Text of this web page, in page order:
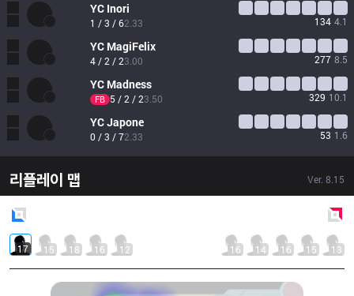
YC Inori
1 / 3 / 62.33 134 4.1
YC MagiFelix
4 / 2 / 23.00 277 8.5
YC Madness
FB 5 / 2 / 23.50 329 10.1
YCJapone
0 / 3 / 72.33 53 1.6
리플레이 맵 Ver. 8.15
17 15 18 16 12 16 14 16 15 13